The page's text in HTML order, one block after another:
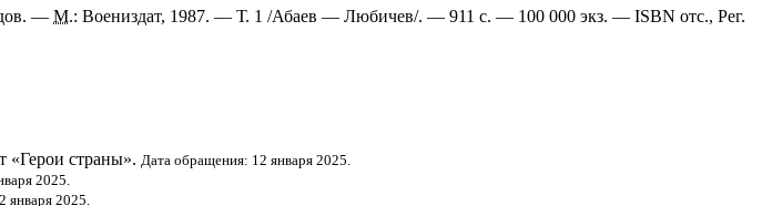
. — М.: Воениздат, 1987. — Т. 1 /Абаев — Любичев/. — 911 с. — 100 000 экз. — ISBN отс., Рег.
«Герои страны». Дата обращения: 12 января 2025.
2025.
января 2025.